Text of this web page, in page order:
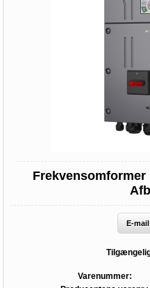
Frekvensomformer
E-
Varenummer: